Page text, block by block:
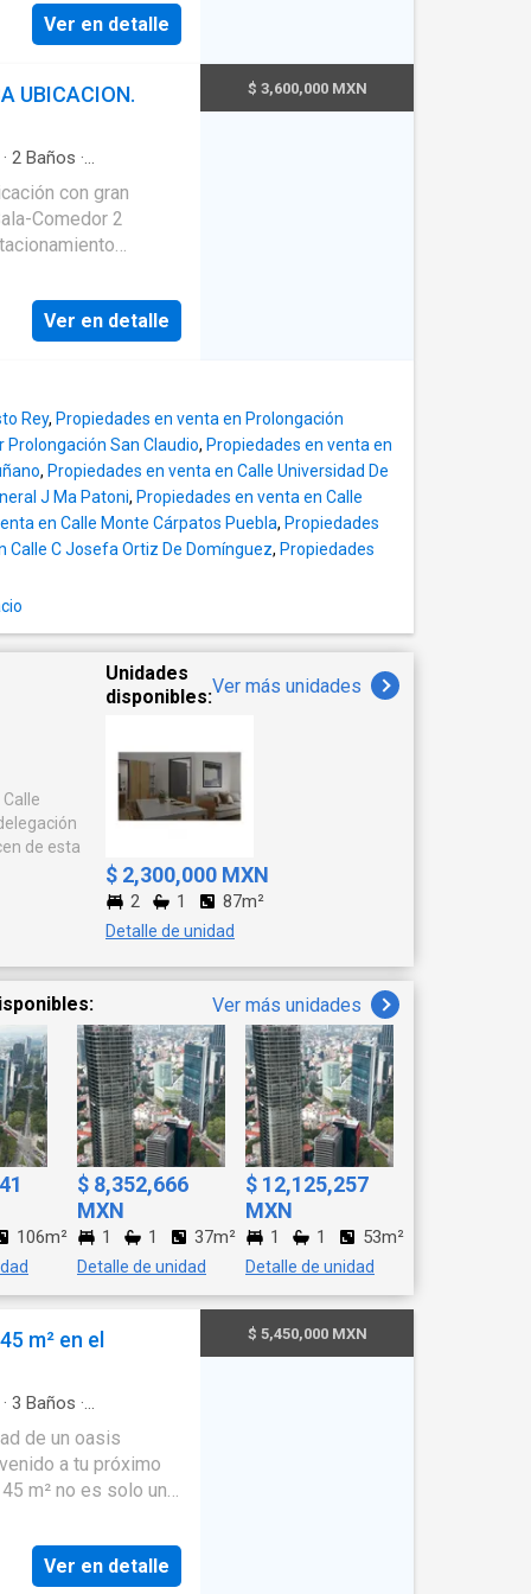
Ver en detalle
UBICACION.
· 2 Baños ·
Estacionamiento
panorámica
con gran
un bonito diseño el
vista. Cerca de
Ver en detalle
$ 3,600,000 MXN
Rey, Propiedades en venta en Prolongación
Prolongación San Claudio, Propiedades en venta en
, Propiedades en venta en Calle Universidad De
J Ma Patoni, Propiedades en venta en Calle
en Calle Monte Cárpatos Puebla, Propiedades
Calle C Josefa Ortiz De Domínguez, Propiedades
de esta
Gómez,
al aire
está
Unidades
disponibles:Ver más unidades
$ 2,300,000 MXN
2 1 87m²
Detalle de unidad
Ver más unidades
106m²
$ 8,352,666
MXN
1 1 37m²
Detalle de unidad
$ 12,125,257
MXN
1 1 53m²
Detalle de unidad
m² en el
· 3 Baños ·
infantil·Internet
de un oasis
a tu próximo
m² no es solo una
¿Por qué
Ver en detalle
$ 5,450,000 MXN